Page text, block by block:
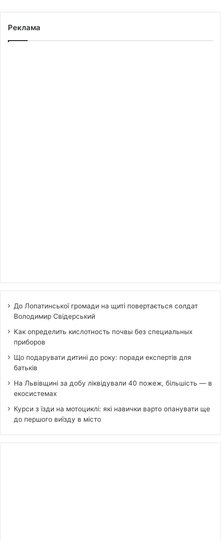
Реклама
До Лопатинської громади на щиті повертається солдат
Володимир Свідерський
Как определить кислотность почвы без специальных
приборов
Що подарувати дитині до року: поради експертів для
батьків
На Львівщині за добу ліквідували 40 пожеж, більшість — в
екосистемах
Курси з їзди на мотоциклі: які навички варто опанувати ще
до першого виїзду в місто